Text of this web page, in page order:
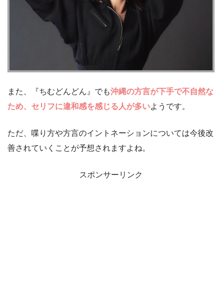
また、『ちむどんどん』でも沖縄の方言が下手で不自然な
ため、セリフに違和感を感じる人が多いようです。
ただ、喋り方や方言のイントネーションについては今後改
善されていくことが予想されますよね。
スポンサーリンク